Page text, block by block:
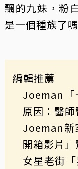
飄的九妹，粉
是一個種族了嗎
編輯推薦
Joeman「
原因：醫
Joeman
開箱影片
女星老街